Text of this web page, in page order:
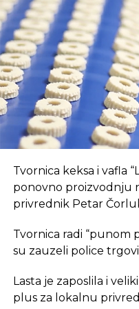
opremljen prostor,
suvremeni način rada.
U coworking
profesionalcima, što
atmosferu koju je
Dodatna prednost
prostoru omogućava
suradnji, čime
Tvornica keksa i vafla
ponovno proizvodnju
privrednik Petar
Tvornica radi “punom
su zauzeli police
Lasta je zaposlila i
plus za lokalnu